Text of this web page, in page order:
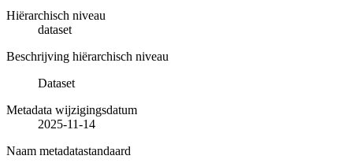
Hiërarchisch niveau
dataset
Beschrijving hiërarchisch niveau
Dataset
Metadata wijzigingsdatum
2025-11-14
Naam metadatastandaard